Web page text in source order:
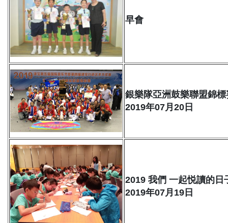
早會
銀樂隊亞洲鼓樂聯盟錦
2019年07月20日
2019 我們 一起悦讀的日
2019年07月19日